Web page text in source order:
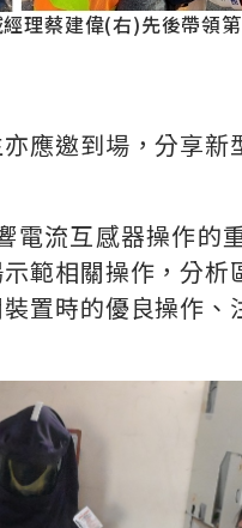
蔡建偉(右)先後帶領
應邀到場，分享
流互感器操作的
範相關操作，分
置時的優良操作